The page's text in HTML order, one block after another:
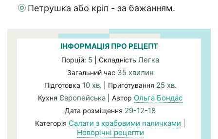
Петрушка або кріп - за бажанням.
ІНФОРМАЦІЯ ПРО РЕЦЕПТ
Порцій: 5 | Складність Легка
Загальний час 35 хвилин
Підготовка 10 хв. | Приготування 25 хв.
Кухня Європейська | Автор Ольга Бондас
Дата розміщення 29-12-18
Категорія Салати з крабовими паличками
Новорічні рецепти